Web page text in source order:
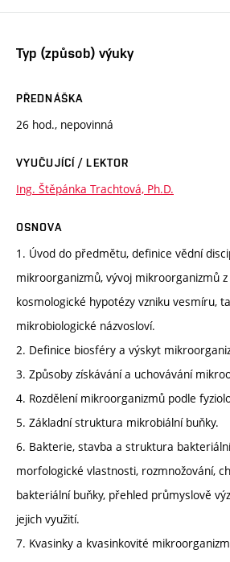
Typ (způsob) výuky
PŘEDNÁŠKA
26 hod., nepovinná
VYUČUJÍCÍ / LEKTOR
Ing. Štěpánka Trachtová, Ph.D.
OSNOVA
1. Úvod do předmětu, definice vědní
mikroorganizmů, vývoj mikroorganizmů
kosmologické hypotézy vzniku vesmíru,
mikrobiologické názvosloví.
2. Definice biosféry a výskyt
3. Způsoby získávání a uchovávání
4. Rozdělení mikroorganizmů podle
5. Základní struktura mikrobiální buňky.
6. Bakterie, stavba a struktura
morfologické vlastnosti, rozmnožování,
bakteriální buňky, přehled průmyslově
jejich využití.
7. Kvasinky a kvasinkovité